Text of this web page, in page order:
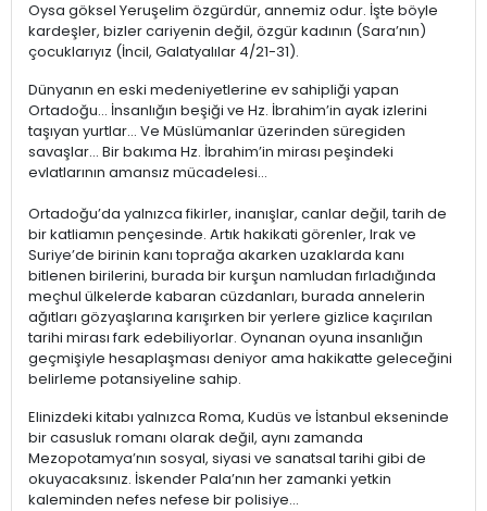
Oysa göksel Yeruşelim özgürdür, annemiz odur. İşte böyle
kardeşler, bizler cariyenin değil, özgür kadının (Sara’nın)
çocuklarıyız (İncil, Galatyalılar 4/21-31).
Dünyanın en eski medeniyetlerine ev sahipliği yapan
Ortadoğu… İnsanlığın beşiği ve Hz. İbrahim’in ayak izlerini
taşıyan yurtlar… Ve Müslümanlar üzerinden süregiden
savaşlar… Bir bakıma Hz. İbrahim’in mirası peşindeki
evlatlarının amansız mücadelesi…
Ortadoğu’da yalnızca fikirler, inanışlar, canlar değil, tarih de
bir katliamın pençesinde. Artık hakikati görenler, Irak ve
Suriye’de birinin kanı toprağa akarken uzaklarda kanı
bitlenen birilerini, burada bir kurşun namludan fırladığında
meçhul ülkelerde kabaran cüzdanları, burada annelerin
ağıtları gözyaşlarına karışırken bir yerlere gizlice kaçırılan
tarihi mirası fark edebiliyorlar. Oynanan oyuna insanlığın
geçmişiyle hesaplaşması deniyor ama hakikatte geleceğini
belirleme potansiyeline sahip.
Elinizdeki kitabı yalnızca Roma, Kudüs ve İstanbul ekseninde
bir casusluk romanı olarak değil, aynı zamanda
Mezopotamya’nın sosyal, siyasi ve sanatsal tarihi gibi de
okuyacaksınız. İskender Pala’nın her zamanki yetkin
kaleminden nefes nefese bir polisiye...